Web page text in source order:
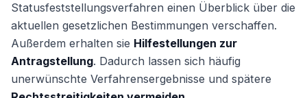
Statusfeststellungsverfahren einen Überblick über die
aktuellen gesetzlichen Bestimmungen verschaffen.
Außerdem erhalten sie Hilfestellungen zur
Antragstellung. Dadurch lassen sich häufig
unerwünschte Verfahrensergebnisse und spätere